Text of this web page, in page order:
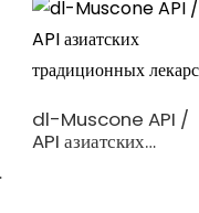
dl-Muscone API /
API азиатских